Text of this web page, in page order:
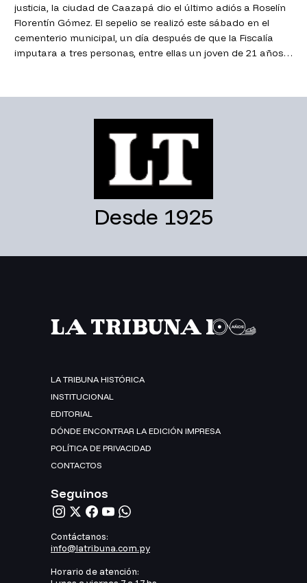
justicia, la ciudad de Caazapá dio el último adiós a Roselín
Florentín Gómez. El sepelio se realizó este sábado en el
cementerio municipal, un día después de que la Fiscalía
imputara a tres personas, entre ellas un joven de 21 años y
Desde 1925
LA TRIBUNA HISTÓRICA
INSTITUCIONAL
EDITORIAL
DÓNDE ENCONTRAR LA EDICIÓN IMPRESA
POLÍTICA DE PRIVACIDAD
CONTACTOS
Seguinos
Contáctanos:
info@latribuna.com.py
Horario de atención: